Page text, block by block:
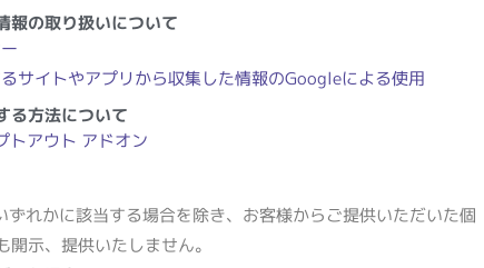
報の取り扱いについて
サイトやアプリから収集した情報のGoogleによる使用
る方法について
トアウト アドオン
ずれかに該当する場合を除き、お客様からご提供いただいた個
示、提供いたしません。